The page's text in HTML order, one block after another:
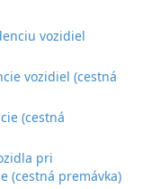
vozidiel
vozidiel (cestná
(cestná
pri
(cestná premávka)